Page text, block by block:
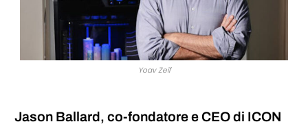
Yoav Zeif
Jason Ballard, co-fondatore e CEO di ICON